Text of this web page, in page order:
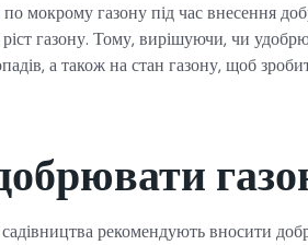
по мокрому газону під час внесення
газону. Тому, вирішуючи, чи
а також на стан газону, щоб
садівництва рекомендують вносити